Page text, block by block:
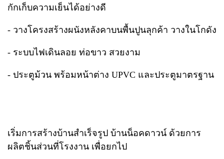
กักเก็บความเย็นได้อย่างดี
- วางโครงสร้างผนังหลังคาบนพื้นปูนลุกค้า วางในโกดัง
- ระบบไฟเดินลอย ท่อขาว สวยงาม
- ประตูม้วน พร้อมหน้าต่าง UPVC และประตูมาตรฐาน
เริ่มการสร้างบ้านสำเร็จรูป บ้านน็อคดาวน์ ด้วยการ
ผลิตชิ้นส่วนที่โรงงาน เพื่อยกไป